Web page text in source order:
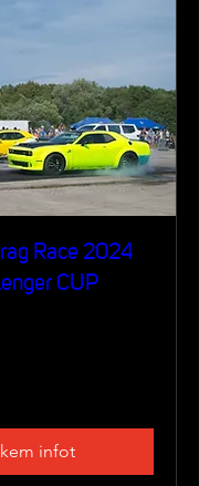
Race 2024
CUP
infot